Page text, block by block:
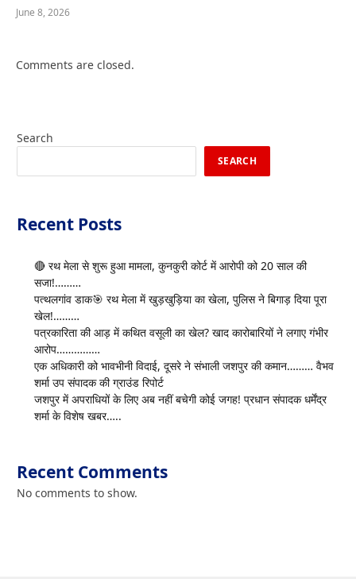
June 8, 2026
Comments are closed.
Search
SEARCH
Recent Posts
🔴 रथ मेला से शुरू हुआ मामला, कुनकुरी कोर्ट में आरोपी को 20 साल की
सजा!………
पत्थलगांव डाक🎯 रथ मेला में खुड़खुड़िया का खेला, पुलिस ने बिगाड़ दिया पूरा
खेल!………
पत्रकारिता की आड़ में कथित वसूली का खेल? खाद कारोबारियों ने लगाए गंभीर
आरोप……………
एक अधिकारी को भावभीनी विदाई, दूसरे ने संभाली जशपुर की कमान……… वैभव
शर्मा उप संपादक की ग्राउंड रिपोर्ट
जशपुर में अपराधियों के लिए अब नहीं बचेगी कोई जगह! प्रधान संपादक धर्मेंद्र
शर्मा के विशेष खबर…..
Recent Comments
No comments to show.